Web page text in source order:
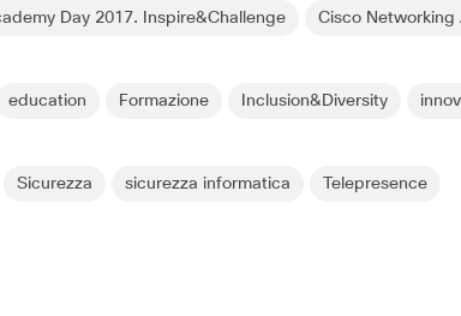
Day 2017. Inspire&Challenge Cisco Networking
education Formazione Inclusion&Diversity
Sicurezza sicurezza informatica Telepresence